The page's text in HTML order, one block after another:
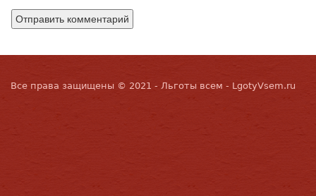
Все права защищены © 2021 - Льготы всем - LgotyVsem.ru